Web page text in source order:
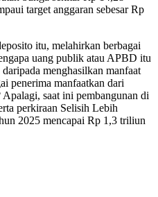
target anggaran sebesar Rp
itu, melahirkan berbagai
uang publik atau APBD itu
menghasilkan manfaat
penerima manfaatkan dari
saat ini pembangunan di
perkiraan Selisih Lebih
2025 mencapai Rp 1,3 triliun